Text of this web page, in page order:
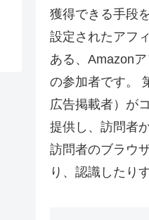
獲得できる手段
設定されたアフ
ある、Amazon
の参加者です。
広告掲載者）が
提供し、訪問者
訪問者のブラウ
り、認識したり